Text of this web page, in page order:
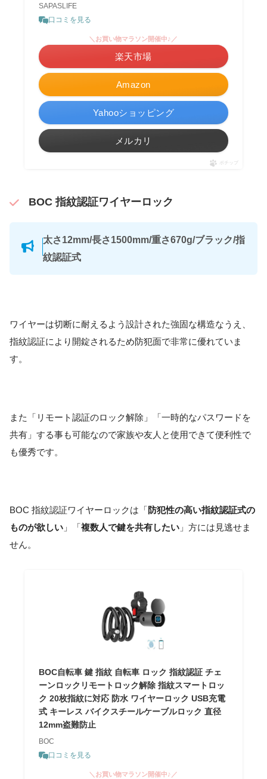
SAPASLIFE
口コミを見る
Amazon
＼お買い物マラソン開催中♪／
楽天市場
Yahooショッピング
メルカリ
ポチップ
BOC 指紋認証ワイヤーロック
太さ12mm/長さ1500mm/重さ670g/ブラック/指
紋認証式
ワイヤーは切断に耐えるよう設計された強固な構造なうえ、
指紋認証により開錠されるため防犯面で非常に優れていま
す。
また「リモート認証のロック解除」「一時的なパスワードを
共有」する事も可能なので家族や友人と使用できて便利性で
も優秀です。
BOC 指紋認証ワイヤーロックは「防犯性の高い指紋認証式の
ものが欲しい 」「複数人で鍵を共有したい 」方には見逃せま
せん。
BOC自転車 鍵 指紋 自転車 ロック 指紋認証 チェ
ーンロックリモートロック解除 指紋スマートロッ
ク 20枚指紋に対応 防水 ワイヤーロック USB充電
式 キーレス バイクスチールケーブルロック 直径
12mm盗難防止
BOC
口コミを見る
＼お買い物マラソン開催中♪／